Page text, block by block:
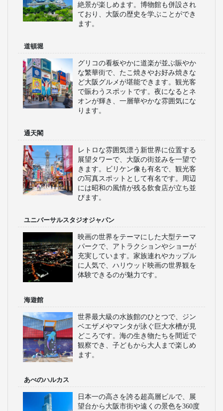
絶景が楽しめます。博物館も併設され
ており、大阪の歴史を学ぶことができ
ます。
道頓堀
グリコの看板やかに道楽が並ぶ賑やか
な繁華街で、たこ焼きやお好み焼きな
ど大阪グルメが堪能できます。観光客
で賑わうスポットです。夜になるとネ
オンが輝き、一層華やかな雰囲気にな
ります。
通天閣
レトロな雰囲気漂う新世界に位置する
展望タワーで、大阪の街並みを一望で
きます。ビリケン像も有名で、観光客
の写真スポットとして有名です。周辺
には昭和の風情が残る飲食店が立ち並
びます。
ユニバーサルスタジオジャパン
映画の世界をテーマにした大型テーマ
パークで、アトラクションやショーが
充実しています。家族連れやカップル
に人気で、ハリウッド映画の世界観を
体験できるのが魅力です。
海遊館
世界最大級の水族館のひとつで、ジン
ベエザメやマンタが泳ぐ巨大水槽が見
どころです。海の生き物たちを間近で
観察でき、子どもから大人まで楽しめ
ます。
あべのハルカス
日本一の高さを誇る超高層ビルで、展
望台から大阪市街や遠くの景色を360度